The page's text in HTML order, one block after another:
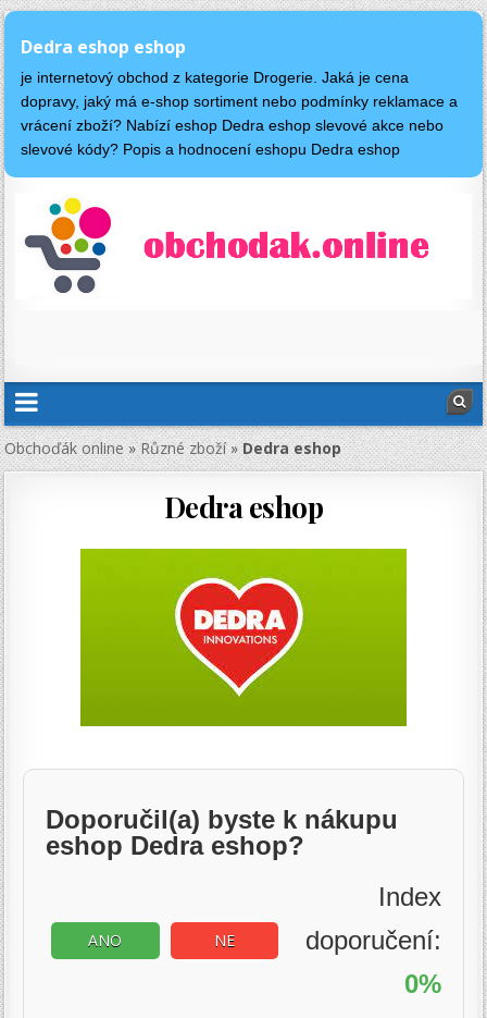
Dedra eshop eshop
je internetový obchod z kategorie Drogerie. Jaká je cena
dopravy, jaký má e-shop sortiment nebo podmínky reklamace a
vrácení zboží? Nabízí eshop Dedra eshop slevové akce nebo
slevové kódy? Popis a hodnocení eshopu Dedra eshop
Obchoďák online»Různé zboží»Dedra eshop
Dedra eshop
Doporučil(a) byste k nákupu
eshop Dedra eshop?
ANO NE
Index
doporučení:
0%